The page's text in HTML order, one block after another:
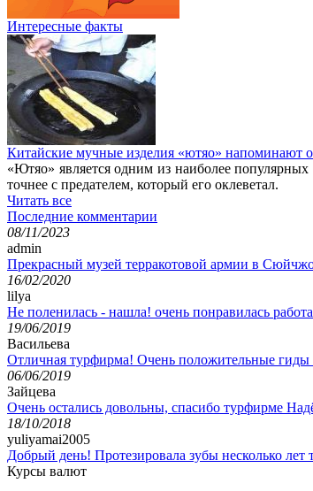
Интересные факты
Китайские мучные изделия «ютяо» напоминают
«Ютяо» является одним из наиболее
точнее с предателем, который его оклеветал.
Читать все
Последние комментарии
08/11/2023
admin
Прекрасный музей терракотовой армии в
16/02/2020
lilya
Не поленилась - нашла! очень понравилась
19/06/2019
Васильева
Отличная турфирма! Очень положительные гиды
06/06/2019
Зайцева
Очень остались довольны, спасибо турфирме
18/10/2018
yuliyamai2005
Добрый день! Протезировала зубы несколько лет
Курсы валют